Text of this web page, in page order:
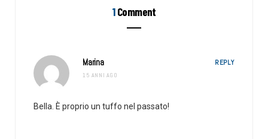
1Comment
Marina
15 ANNI AGO
REPLY
Bella. È proprio un tuffo nel passato!